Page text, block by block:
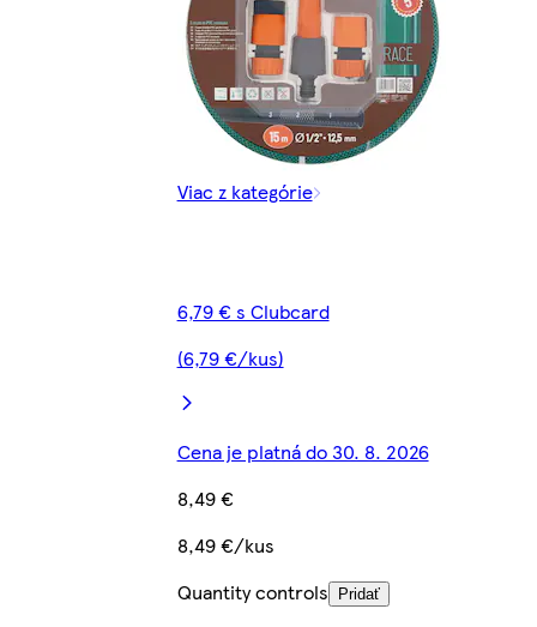
Viac z kategórie
6,79 € s Clubcard
(6,79 €/kus)
Cena je platná do 30. 8. 2026
8,49 €
8,49 €/kus
Quantity controls
Pridať